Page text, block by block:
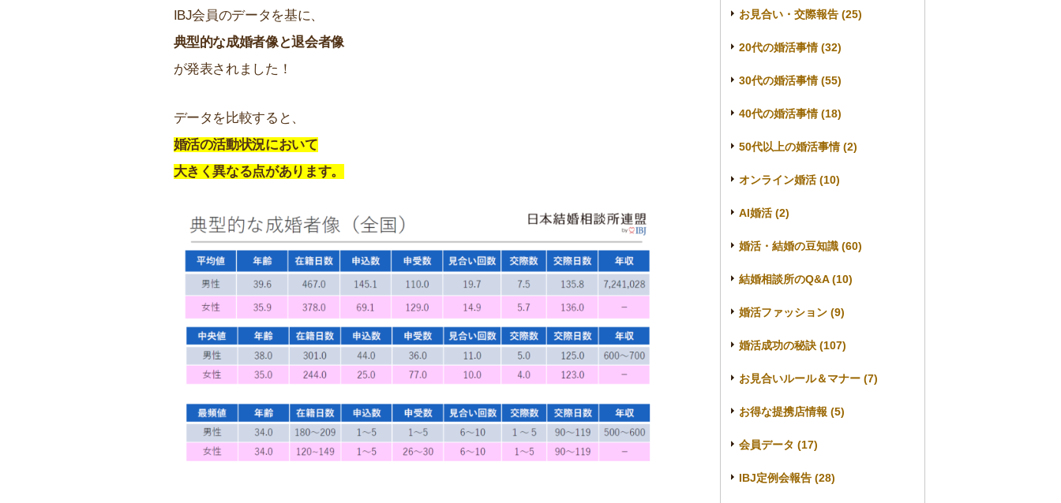
IBJ会員のデータを基に、
典型的な成婚者像と退会者像
が発表されました！
データを比較すると、
婚活の活動状況において
大きく異なる点があります。
お見合い・交際報告 (25)
20代の婚活事情 (32)
30代の婚活事情 (55)
40代の婚活事情 (18)
50代以上の婚活事情 (2)
オンライン婚活 (10)
AI婚活 (2)
婚活・結婚の豆知識 (60)
結婚相談所のQ&A (10)
婚活ファッション (9)
婚活成功の秘訣 (107)
お見合いルール＆マナー (7)
お得な提携店情報 (5)
会員データ (17)
IBJ定例会報告 (28)